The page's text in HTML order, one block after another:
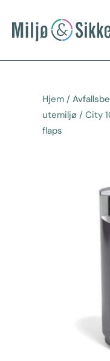
rett
Hjem /
utemiljø / City
flaps